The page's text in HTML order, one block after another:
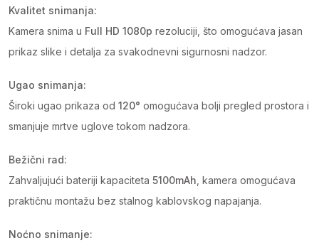
Kvalitet snimanja:
Kamera snima u Full HD 1080p rezoluciji, što omogućava jasan
prikaz slike i detalja za svakodnevni sigurnosni nadzor.
Ugao snimanja:
Široki ugao prikaza od 120° omogućava bolji pregled prostora i
smanjuje mrtve uglove tokom nadzora.
Bežični rad:
Zahvaljujući bateriji kapaciteta 5100mAh , kamera omogućava
praktičnu montažu bez stalnog kablovskog napajanja.
Noćno snimanje: